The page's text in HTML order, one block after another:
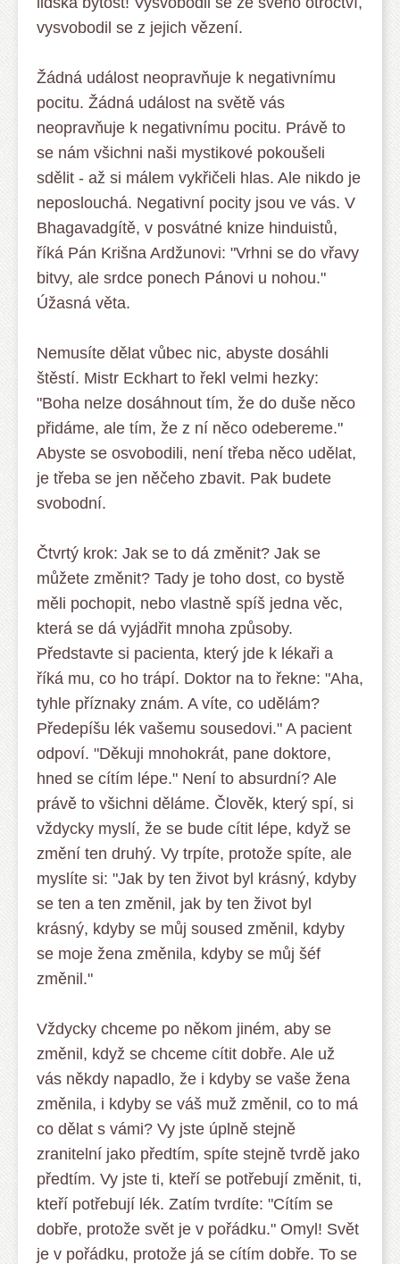
vysvobodil se z jejich vězení.
Žádná událost neopravňuje k negativnímu
pocitu. Žádná událost na světě vás
neopravňuje k negativnímu pocitu. Právě to
se nám všichni naši mystikové pokoušeli
sdělit - až si málem vykřičeli hlas. Ale nikdo je
neposlouchá. Negativní pocity jsou ve vás. V
Bhagavadgítě, v posvátné knize hinduistů,
říká Pán Krišna Ardžunovi: "Vrhni se do vřavy
bitvy, ale srdce ponech Pánovi u nohou."
Úžasná věta.
Nemusíte dělat vůbec nic, abyste dosáhli
štěstí. Mistr Eckhart to řekl velmi hezky:
"Boha nelze dosáhnout tím, že do duše něco
přidáme, ale tím, že z ní něco odebereme."
Abyste se osvobodili, není třeba něco udělat,
je třeba se jen něčeho zbavit. Pak budete
svobodní.
Čtvrtý krok: Jak se to dá změnit? Jak se
můžete změnit? Tady je toho dost, co bystě
měli pochopit, nebo vlastně spíš jedna věc,
která se dá vyjádřit mnoha způsoby.
Představte si pacienta, který jde k lékaři a
říká mu, co ho trápí. Doktor na to řekne: "Aha,
tyhle příznaky znám. A víte, co udělám?
Předepíšu lék vašemu sousedovi." A pacient
odpoví. "Děkuji mnohokrát, pane doktore,
hned se cítím lépe." Není to absurdní? Ale
právě to všichni děláme. Člověk, který spí, si
vždycky myslí, že se bude cítit lépe, když se
změní ten druhý. Vy trpíte, protože spíte, ale
myslíte si: "Jak by ten život byl krásný, kdyby
se ten a ten změnil, jak by ten život byl
krásný, kdyby se můj soused změnil, kdyby
se moje žena změnila, kdyby se můj šéf
změnil."
Vždycky chceme po někom jiném, aby se
změnil, když se chceme cítit dobře. Ale už
vás někdy napadlo, že i kdyby se vaše žena
změnila, i kdyby se váš muž změnil, co to má
co dělat s vámi? Vy jste úplně stejně
zranitelní jako předtím, spíte stejně tvrdě jako
předtím. Vy jste ti, kteří se potřebují změnit, ti,
kteří potřebují lék. Zatím tvrdíte: "Cítím se
dobře, protože svět je v pořádku." Omyl! Svět
je v pořádku, protože já se cítím dobře. To se